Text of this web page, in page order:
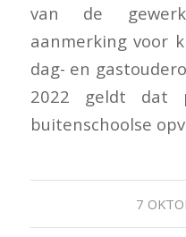
van de
aanmerking voor
dag- en
2022 geldt dat
buitenschoolse
7